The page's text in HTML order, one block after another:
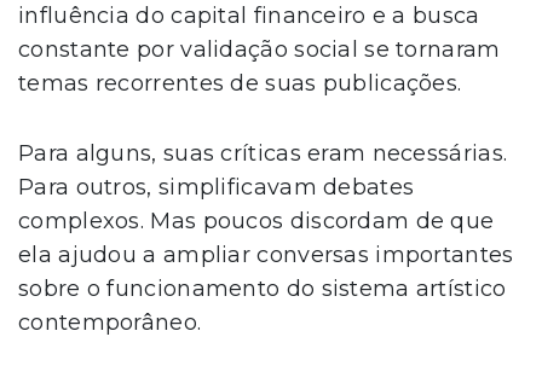
influência do capital financeiro e a busca
constante por validação social se tornaram
temas recorrentes de suas publicações.
Para alguns, suas críticas eram necessárias.
Para outros, simplificavam debates
complexos. Mas poucos discordam de que
ela ajudou a ampliar conversas importantes
sobre o funcionamento do sistema artístico
contemporâneo.